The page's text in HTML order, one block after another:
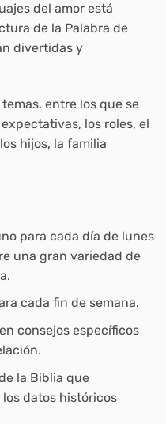
del amor está
de la Palabra de
divertidas y
entre los que se
los roles, el
hijos, la familia
para cada día de lunes
una gran variedad de
cada fin de semana.
consejos específicos
la Biblia que
datos históricos